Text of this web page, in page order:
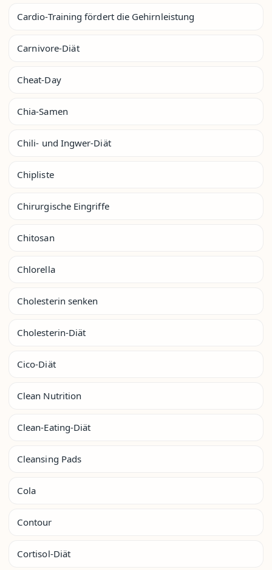
Cardio-Training fördert die Gehirnleistung
Carnivore-Diät
Cheat-Day
Chia-Samen
Chili- und Ingwer-Diät
Chipliste
Chirurgische Eingriffe
Chitosan
Chlorella
Cholesterin senken
Cholesterin-Diät
Cico-Diät
Clean Nutrition
Clean-Eating-Diät
Cleansing Pads
Cola
Contour
Cortisol-Diät